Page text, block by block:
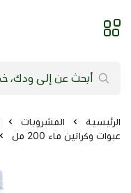
الرئيسية المشروبات
عبوات وكراتين ماء 200 مل